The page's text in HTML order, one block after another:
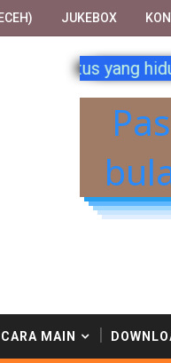
JUKEBOX
dari penulis-
CARA MAIN